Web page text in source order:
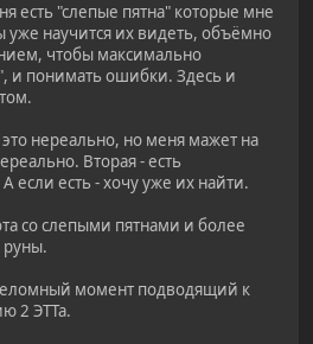
есть "слепые пятна" которые мне
уже научится их видеть, объёмно
чтобы максимально
и понимать ошибки. Здесь и
нереально, но меня мажет на
Вторая - есть
если есть - хочу уже их найти.
со слепыми пятнами и более
руны.
момент подводящий к
2 ЭТТа.